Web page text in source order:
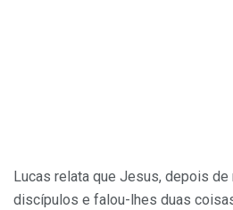
Lucas relata que Jesus, depois
discípulos e falou-lhes duas